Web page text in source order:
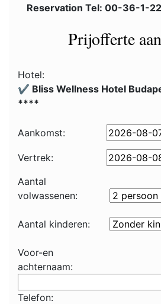
Reservation Tel: 00-36-1-
Prijofferte
Hotel:
✔️ Bliss Wellness Hotel
****
Aankomst:
Vertrek:
Aantal
volwassenen:
Aantal kinderen:
Voor-en
achternaam:
Telefon: